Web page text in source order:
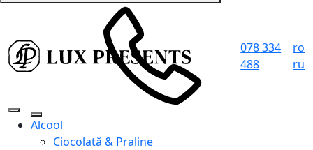
078 334
488
ro
ru
Alcool
Ciocolată & Praline